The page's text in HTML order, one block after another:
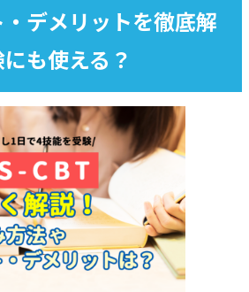
デメリットを徹底解
も使える？